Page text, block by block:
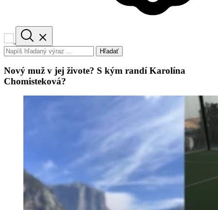
Hľadať
Nový muž v jej živote? S kým randí Karolína
Chomisteková?